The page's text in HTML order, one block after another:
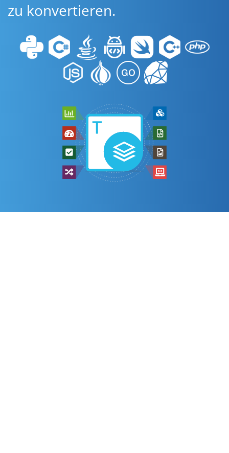
zu konvertieren.